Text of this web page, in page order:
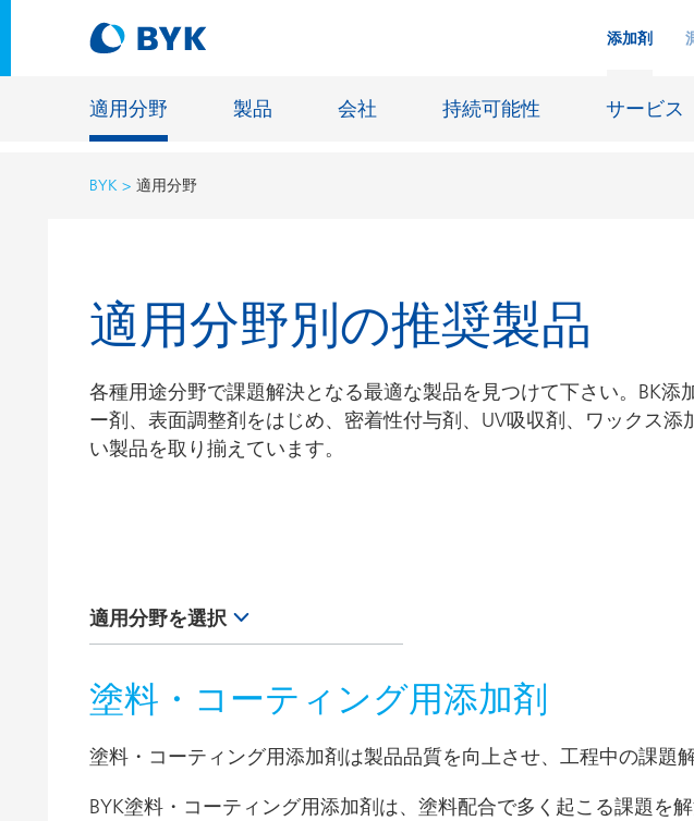
添加剤
適用分野 製品 会社 持続可能性 サービス
適用分野別の推奨製品
接着剤およびシーリング材
建築塗料
自動車・車両用塗料
自動車補修塗料
缶コーティング
エネルギー貯蔵
ファイバーサイジング
床用塗料
鋳造および耐火
BYK 適用分野
適用分野別の推奨製品
各種用途分野で課題解決となる最適な製品を見つけて下さい。BK
ー剤、表面調整剤をはじめ、密着性付与剤、UV吸収剤、ワックス
い製品を取り揃えています。
適用分野を選択
PVCコンパウンド
PVCプラスチゾル
インクジェットインキ
塗料・コーティング用添加剤
塗料・コーティング用添加剤は製品品質を向上させ、工程中の課題
BYK塗料・コーティング用添加剤は、塗料配合で多く起こる課題